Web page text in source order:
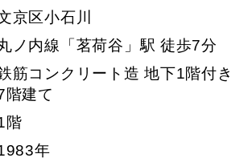
寄りの茗荷谷駅までは占春園沿い
、季節ごとに紅葉や桜が楽しめま
、腰を据えて長く暮らしたい方に
風情ある街並みです。
は新耐震基準でまだまだ長く住め
京区小石川
ノ内線「茗荷谷」駅 徒歩7分
筋コンクリート造 地下1階付き
階建て
階
年